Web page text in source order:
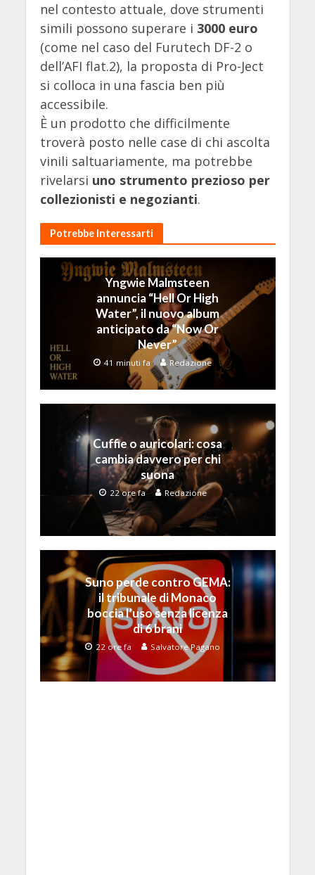
nel contesto attuale, dove strumenti
simili possono superare i 3000 euro
(come nel caso del Furutech DF-2 o
dell’AFI flat.2), la proposta di Pro-Ject
si colloca in una fascia ben più
accessibile.
È un prodotto che difficilmente
troverà posto nelle case di chi ascolta
vinili saltuariamente, ma potrebbe
rivelarsi uno strumento prezioso per
collezionisti e negozianti.
Potrebbe Interessarti
Yngwie Malmsteen
annuncia “Hell Or High
Water”, il nuovo album
anticipato da “Now Or
Never”
41 minuti fa Redazione
Cuffie o auricolari: cosa
cambia davvero per chi
suona
22 ore fa Redazione
Suno perde contro GEMA:
il tribunale di Monaco
boccia l’uso senza licenza
di 6 brani
22 ore fa Salvatore Pagano